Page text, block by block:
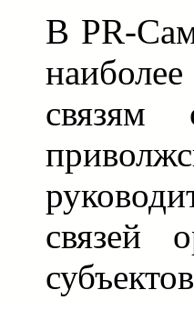
В PR-
связям
связей